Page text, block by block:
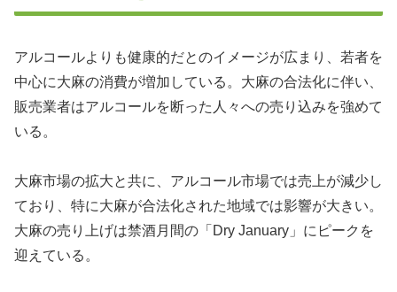
アルコールよりも健康的だとのイメージが広まり、若者を
中心に大麻の消費が増加している。大麻の合法化に伴い、
販売業者はアルコールを断った人々への売り込みを強めて
いる。
大麻市場の拡大と共に、アルコール市場では売上が減少し
ており、特に大麻が合法化された地域では影響が大きい。
大麻の売り上げは禁酒月間の「Dry January」にピークを
迎えている。